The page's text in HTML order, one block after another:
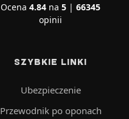
Ocena 4.84 na 5 | 66345
opinii
SZYBKIE LINKI
Ubezpieczenie
Przewodnik po oponach